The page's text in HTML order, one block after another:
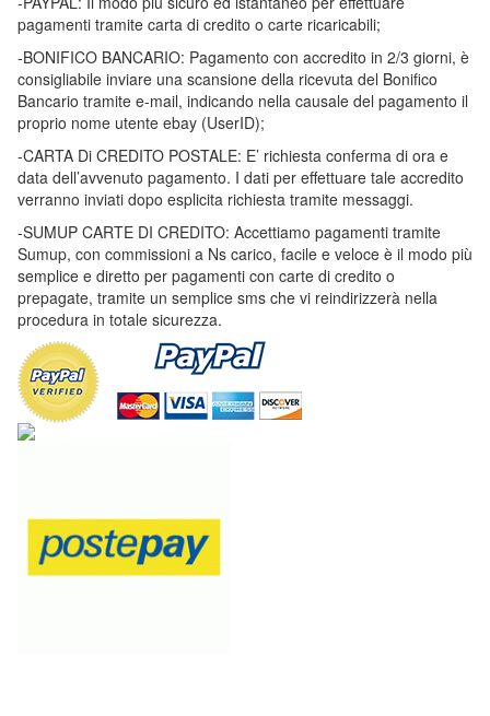
pagamenti tramite carta di credito o carte ricaricabili;
-BONIFICO BANCARIO: Pagamento con accredito in 2/3 giorni, è
consigliabile inviare una scansione della ricevuta del Bonifico
Bancario tramite e-mail, indicando nella causale del pagamento il
proprio nome utente ebay (UserID);
-CARTA Di CREDITO POSTALE: E’ richiesta conferma di ora e
data dell’avvenuto pagamento. I dati per effettuare tale accredito
verranno inviati dopo esplicita richiesta tramite messaggi.
-SUMUP CARTE DI CREDITO: Accettiamo pagamenti tramite
Sumup, con commissioni a Ns carico, facile e veloce è il modo più
semplice e diretto per pagamenti con carte di credito o
prepagate, tramite un semplice sms che vi reindirizzerà nella
procedura in totale sicurezza.